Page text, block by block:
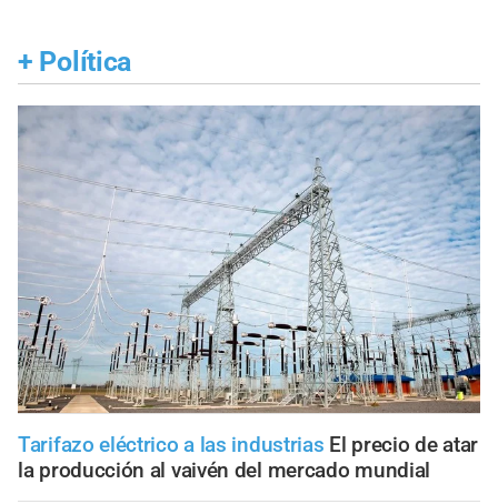
+ Política
Tarifazo eléctrico a las industrias El precio de atar
la producción al vaivén del mercado mundial